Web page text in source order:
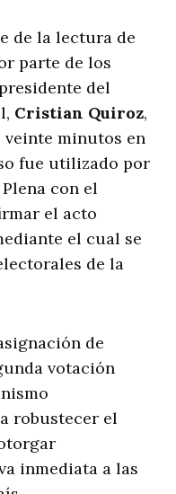
de la lectura de
parte de los
del
Cristian Quiroz,
veinte minutos en
fue utilizado por
con el
el acto
el cual se
de la
de
votación
robustecer el
inmediata a las